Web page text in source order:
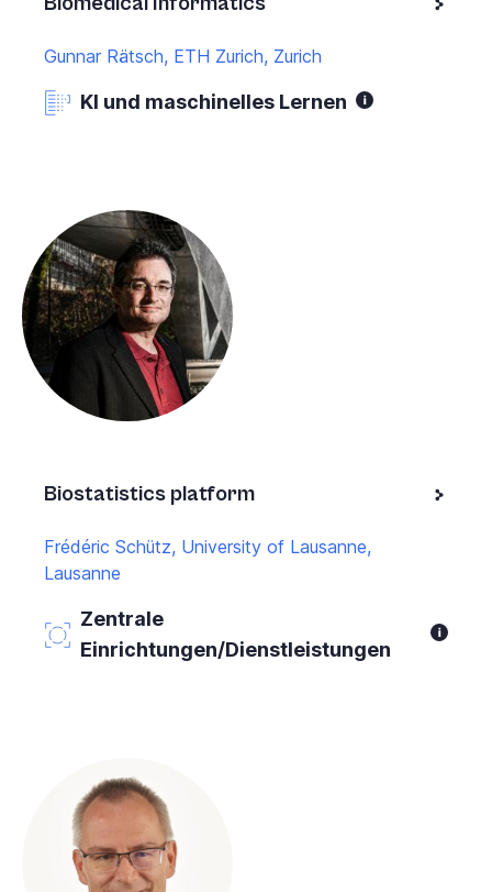
Gunnar Rätsch, ETH Zurich, Zurich
KI und maschinelles Lernen
Biostatistics platform
Frédéric Schütz, University of Lausanne,
Lausanne
Zentrale
Einrichtungen/Dienstleistungen